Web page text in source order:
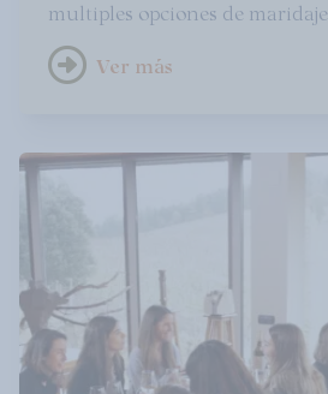
multiples opciones de maridaje
Ver más